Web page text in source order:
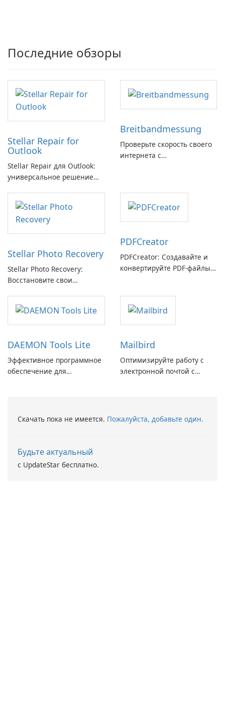
Последние обзоры
Stellar Repair for
Outlook
Stellar Repair для Outlook:
универсальное решение
электронной почты
Breitbandmessung
Проверьте скорость своего
интернета с
Stellar Photo Recovery
Stellar Photo Recovery:
Восстановите свои
с легкостью
PDFCreator
PDFCreator: Создавайте и
конвертируйте PDF-файлы с
DAEMON Tools Lite
Эффективное программное
обеспечение для
Mailbird
Оптимизируйте работу с
электронной почтой с
Скачать пока не имеется. Пожалуйста, добавьте один.
Будьте актуальный
с UpdateStar бесплатно.